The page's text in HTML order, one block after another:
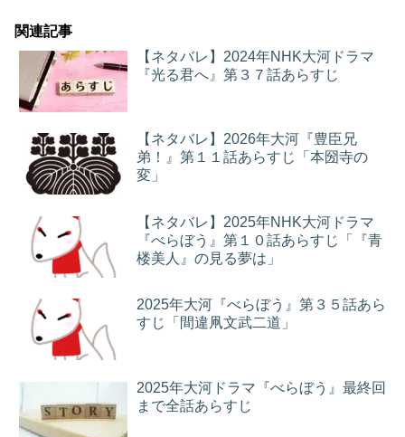
関連記事
【ネタバレ】2024年NHK大河ドラマ
『光る君へ』第３７話あらすじ
【ネタバレ】2026年大河『豊臣兄
弟！』第１１話あらすじ「本圀寺の
変」
【ネタバレ】2025年NHK大河ドラマ
『べらぼう』第１０話あらすじ「『青
楼美人』の見る夢は」
2025年大河『べらぼう』第３５話あら
すじ「間違凧文武二道」
2025年大河ドラマ『べらぼう』最終回
まで全話あらすじ